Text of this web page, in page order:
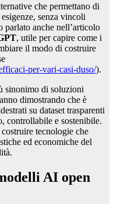
che permettano di
senza vincoli
parlato anche nell’articolo
, utile per capire come i
il modo di costruire
per-vari-casi-duso/).
sinonimo di soluzioni
dimostrando che è
su dataset trasparenti
controllabile e sostenibile.
tecnologie che
ed economiche del
AI open